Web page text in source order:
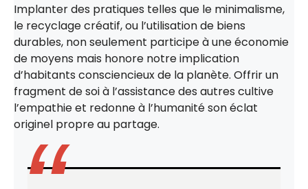
Implanter des pratiques telles que le minimalisme,
le recyclage créatif, ou l’utilisation de biens
durables, non seulement participe à une économie
de moyens mais honore notre implication
d’habitants consciencieux de la planète. Offrir un
fragment de soi à l’assistance des autres cultive
l’empathie et redonne à l’humanité son éclat
originel propre au partage.